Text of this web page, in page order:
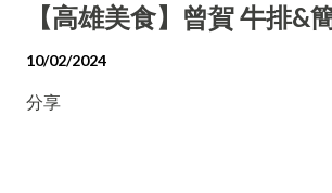
【高雄美食】曾賀 牛排&
10/02/2024
分享